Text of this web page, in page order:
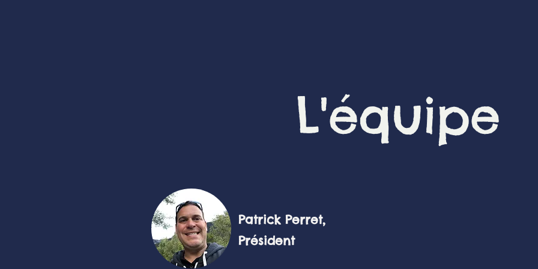
L'équipe
Patrick Perret,
Président